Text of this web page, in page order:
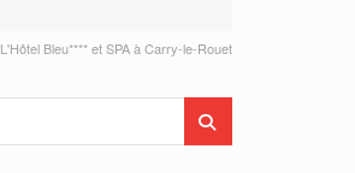
L'Hôtel Bleu**** et SPA à Carry-le-Rouet